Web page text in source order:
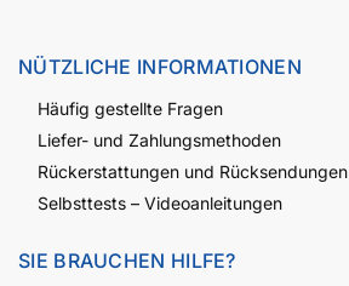
NÜTZLICHE INFORMATIONEN
Häufig gestellte Fragen
Liefer- und Zahlungsmethoden
Rückerstattungen und Rücksendungen
Selbsttests – Videoanleitungen
SIE BRAUCHEN HILFE?